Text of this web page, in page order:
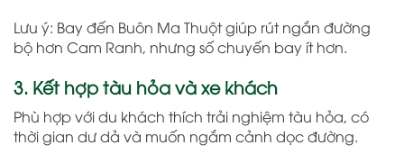
Lưu ý: Bay đến Buôn Ma Thuột giúp rút ngắn đường
bộ hơn Cam Ranh, nhưng số chuyến bay ít hơn.
3. Kết hợp tàu hỏa và xe khách
Phù hợp với du khách thích trải nghiệm tàu hỏa, có
thời gian dư dả và muốn ngắm cảnh dọc đường.